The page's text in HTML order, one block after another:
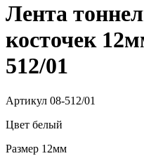
Лента
косточек
512/01
Артикул 08-512/01
Цвет белый
Размер 12мм